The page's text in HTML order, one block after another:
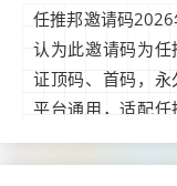
任推邦邀请码
认为此邀请码为任
证顶码、首码，永
平台通用，适配任
新项目，包括网盘
拉新、即梦拉新等